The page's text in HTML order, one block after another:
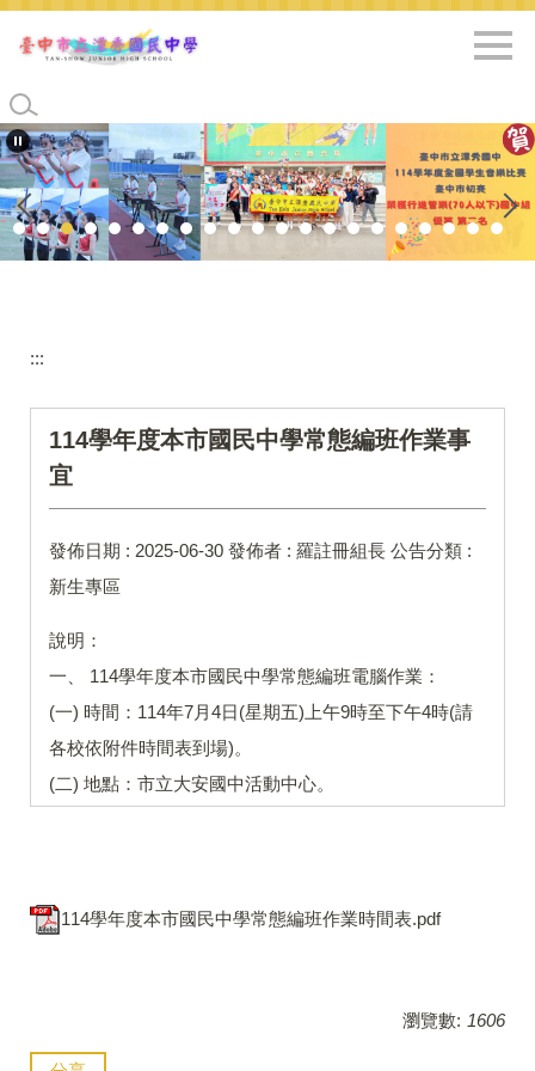
跳
到
要
內
容
區
:::
114學年度本市國民中學常態編班作業事
宜
發佈日期 : 2025-06-30 發佈者 : 羅註冊組長 公告分類 :
新生專區
說明：
一、 114學年度本市國民中學常態編班電腦作業：
(一) 時間：114年7月4日(星期五)上午9時至下午4時(請
各校依附件時間表到場)。
(二) 地點：市立大安國中活動中心。
114學年度本市國民中學常態編班作業時間表.pdf
瀏覽數: 1606